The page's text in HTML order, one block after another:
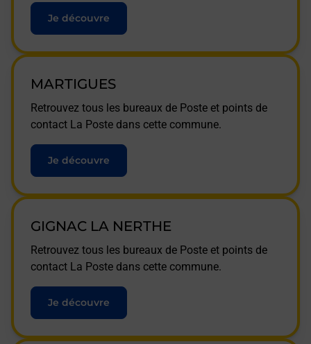
Je découvre
MARTIGUES
Retrouvez tous les bureaux de Poste et points de
contact La Poste dans cette commune.
Je découvre
GIGNAC LA NERTHE
Retrouvez tous les bureaux de Poste et points de
contact La Poste dans cette commune.
Je découvre